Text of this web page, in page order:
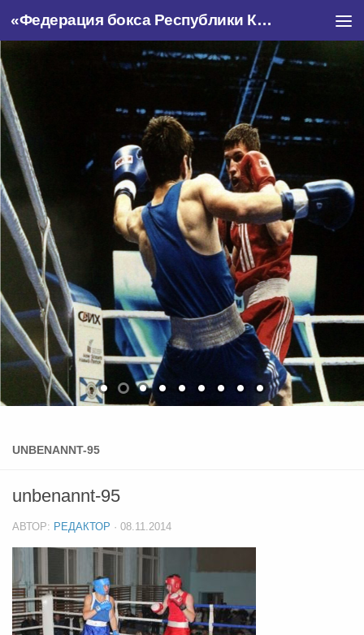
«Федерация бокса Республики Крым»
UNBENANNT-95
unbenannt-95
АВТОР: РЕДАКТОР · 08.11.2014